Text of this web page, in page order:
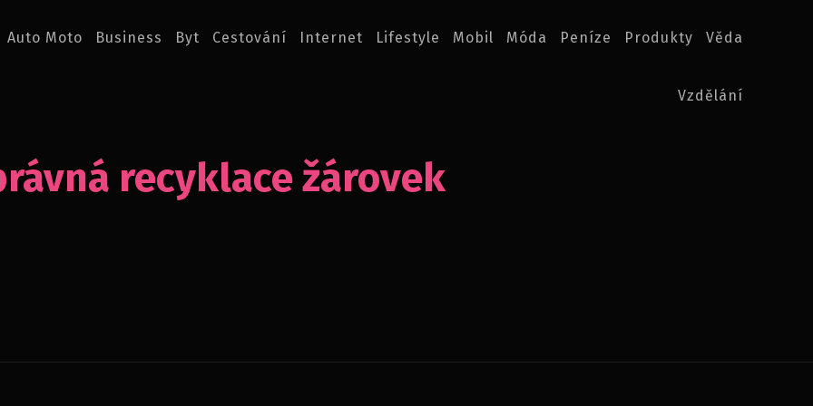
Auto Moto Business Byt Cestování Internet Lifestyle Mobil Móda Peníze Produkty Věda
Vzdělání
recyklace žárovek